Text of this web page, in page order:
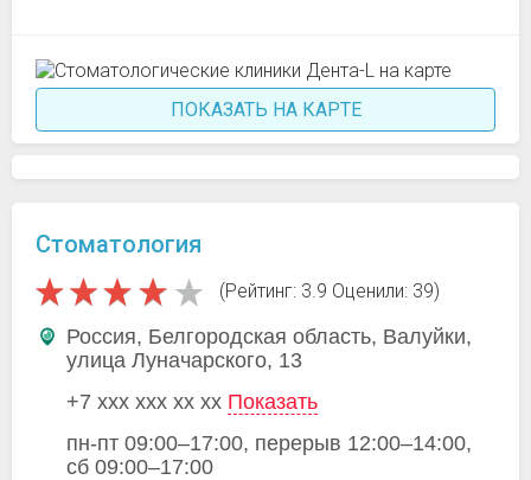
ПОКАЗАТЬ НА КАРТЕ
Стоматология
(Рейтинг: 3.9 Оценили: 39)
Россия, Белгородская область, Валуйки,
улица Луначарского, 13
+7 xxx xxx xx xx Показать
пн-пт 09:00–17:00, перерыв 12:00–14:00,
сб 09:00–17:00